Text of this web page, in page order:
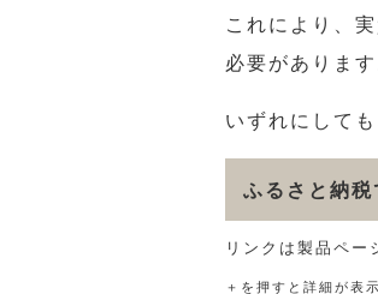
これにより、
必要があります
いずれにして
ふるさと納
リンクは製品ペー
＋を押すと詳細が表